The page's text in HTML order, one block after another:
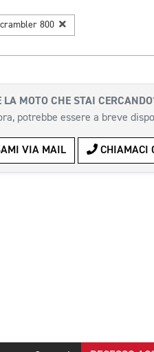
800
LA MOTO CHE STAI
potrebbe essere a breve
VIA MAIL CHIAMACI